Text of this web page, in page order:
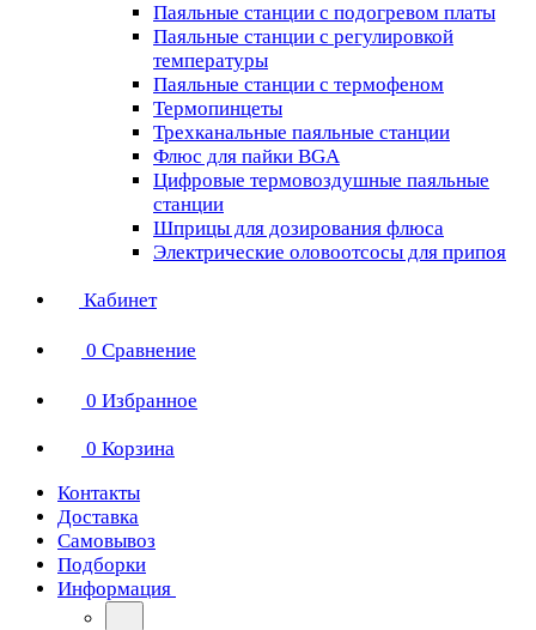
Паяльные станции с подогревом платы
Паяльные станции с регулировкой
температуры
Паяльные станции с термофеном
Термопинцеты
Трехканальные паяльные станции
Флюс для пайки BGA
Цифровые термовоздушные паяльные
станции
Шприцы для дозирования флюса
Электрические оловоотсосы для припоя
Кабинет
0 Сравнение
0 Избранное
0 Корзина
Контакты
Доставка
Самовывоз
Подборки
Информация